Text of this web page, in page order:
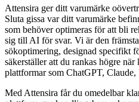
Attensira ger ditt varumärke
Sluta gissa var ditt varumärke
som behöver optimeras för att bli
sig till AI för svar. Vi är den
sökoptimering, designad specifikt
säkerställer att du rankas högre
plattformar som ChatGPT,
Med Attensira får du omedelbar